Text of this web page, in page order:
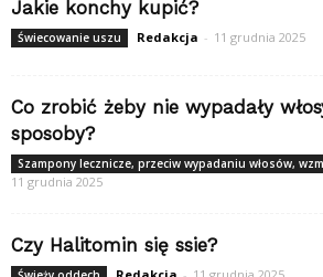
Jakie konchy kupić?
Świecowanie uszu Redakcja - 11 grudnia 2025
Co zrobić żeby nie wypadały
sposoby?
Szampony lecznicze, przeciw wypadaniu włosów,
11 grudnia 2025
Czy Halitomin się ssie?